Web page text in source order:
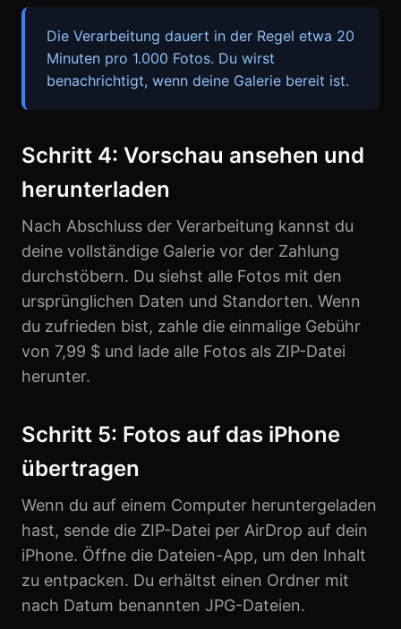
Die Verarbeitung dauert in der Regel etwa 20
Minuten pro 1.000 Fotos. Du wirst
benachrichtigt, wenn deine Galerie bereit ist.
Schritt 4: Vorschau ansehen und
herunterladen
Nach Abschluss der Verarbeitung kannst du
deine vollständige Galerie vor der Zahlung
durchstöbern. Du siehst alle Fotos mit den
ursprünglichen Daten und Standorten. Wenn
du zufrieden bist, zahle die einmalige Gebühr
von 7,99 $ und lade alle Fotos als ZIP-Datei
herunter.
Schritt 5: Fotos auf das iPhone
übertragen
Wenn du auf einem Computer heruntergeladen
hast, sende die ZIP-Datei per AirDrop auf dein
iPhone. Öffne die Dateien-App, um den Inhalt
zu entpacken. Du erhältst einen Ordner mit
nach Datum benannten JPG-Dateien.